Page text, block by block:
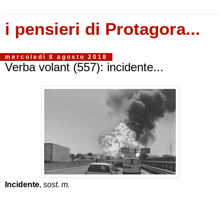
i pensieri di Protagora...
mercoledì 8 agosto 2018
Verba volant (557): incidente...
Incidente, sost. m.